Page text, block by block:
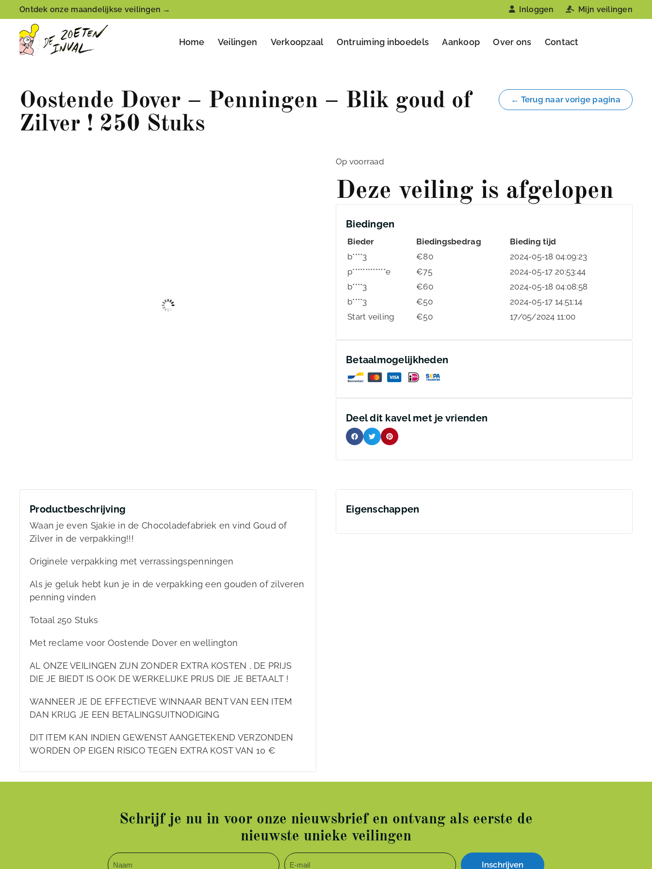
Ontdek onze maandelijkse veilingen → Inloggen Mijn veilingen
Home Veilingen Verkoopzaal Ontruiming inboedels Aankoop Over ons Contact
Oostende Dover – Penningen – Blik goud of
Zilver ! 250 Stuks
← Terug naar vorige pagina
Op voorraad
Deze veiling is afgelopen
Biedingen
Bieder Biedingsbedrag
Bieding tijd
b****3
€80
2024-05-18 04:09:23
p*************e
€75
2024-05-17 20:53:44
b****3
€60
2024-05-18 04:08:58
b****3
€50
2024-05-17 14:51:14
Start veiling
€50 17/05/2024 11:00
Betaalmogelijkheden
Deel dit kavel met je vrienden
Productbeschrijving
Waan je even Sjakie in de Chocoladefabriek en vind Goud of
Zilver in de verpakking!!!
Originele verpakking met verrassingspenningen
Als je geluk hebt kun je in de verpakking een gouden of zilveren
penning vinden
Totaal 250 Stuks
Met reclame voor Oostende Dover en wellington
AL ONZE VEILINGEN ZIJN ZONDER EXTRA KOSTEN , DE PRIJS
DIE JE BIEDT IS OOK DE WERKELIJKE PRIJS DIE JE BETAALT !
WANNEER JE DE EFFECTIEVE WINNAAR BENT VAN EEN ITEM
DAN KRIJG JE EEN BETALINGSUITNODIGING
DIT ITEM KAN INDIEN GEWENST AANGETEKEND VERZONDEN
WORDEN OP EIGEN RISICO TEGEN EXTRA KOST VAN 10 €
Eigenschappen
Schrijf je nu in voor onze nieuwsbrief en ontvang als eerste de
nieuwste unieke veilingen
Inschrijven